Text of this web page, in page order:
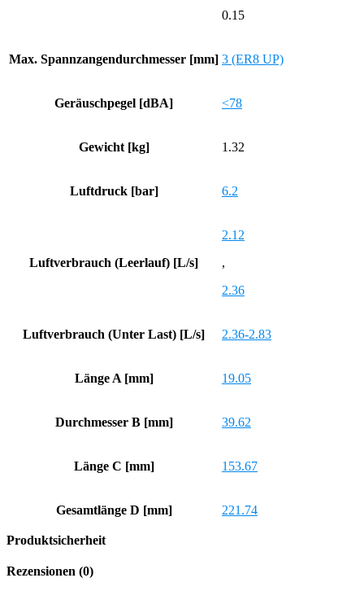
0.15
Max. Spannzangendurchmesser [mm] 3 (ER8 UP)
Geräuschpegel [dBA] <78
Gewicht [kg] 1.32
Luftdruck [bar] 6.2
Luftverbrauch (Leerlauf) [L/s]
2.12
,
2.36
Luftverbrauch (Unter Last) [L/s] 2.36-2.83
Länge A [mm] 19.05
Durchmesser B [mm] 39.62
Länge C [mm] 153.67
Gesamtlänge D [mm] 221.74
Produktsicherheit
Rezensionen (0)